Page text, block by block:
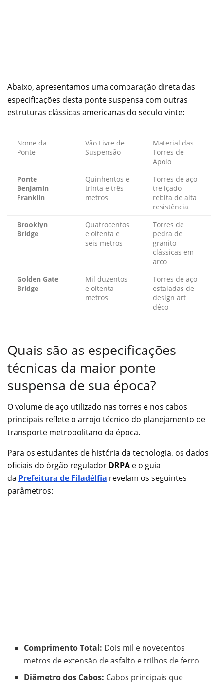
Abaixo, apresentamos uma comparação direta das
especificações desta ponte suspensa com outras
estruturas clássicas americanas do século vinte:
Nome da
Ponte
Vão Livre de
Suspensão
Material das
Torres de
Apoio
Ponte
Benjamin
Franklin
Quinhentos e
trinta e três
metros
Torres de aço
treliçado
rebita de alta
resistência
Brooklyn
Bridge
Quatrocentos
e oitenta e
seis metros
Torres de
pedra de
granito
clássicas em
arco
Golden Gate
Bridge
Mil duzentos
e oitenta
metros
Torres de aço
estaiadas de
design art
déco
Quais são as especificações
técnicas da maior ponte
suspensa de sua época?
O volume de aço utilizado nas torres e nos cabos
principais reflete o arrojo técnico do planejamento de
transporte metropolitano da época.
Para os estudantes de história da tecnologia, os dados
oficiais do órgão regulador DRPA e o guia
da Prefeitura de Filadélfia revelam os seguintes
parâmetros:
Comprimento Total: Dois mil e novecentos
metros de extensão de asfalto e trilhos de ferro.
Diâmetro dos Cabos: Cabos principais que